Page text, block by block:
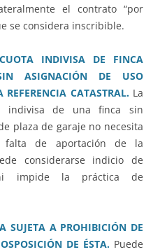
el contrato “por
se considera inscribible.
INDIVISA DE FINCA
ASIGNACIÓN DE USO
CATASTRAL.La
indivisa de una finca sin
plaza de garaje no necesita
falta de aportación de la
considerarse indicio de
impide la práctica de
SUJETA A PROHIBICIÓN DE
DE ÉSTA.Puede